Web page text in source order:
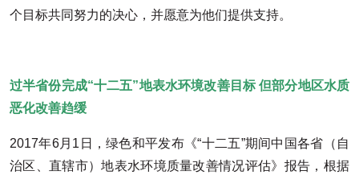
个目标共同努力的决心，并愿意为他们提供支持。
过半省份完成“十二五”地表水环境改善目标 但部分地区水质
恶化改善趋缓
2017年6月1日，绿色和平发布《“十二五”期间中国各省（自
治区、直辖市）地表水环境质量改善情况评估》报告，根据